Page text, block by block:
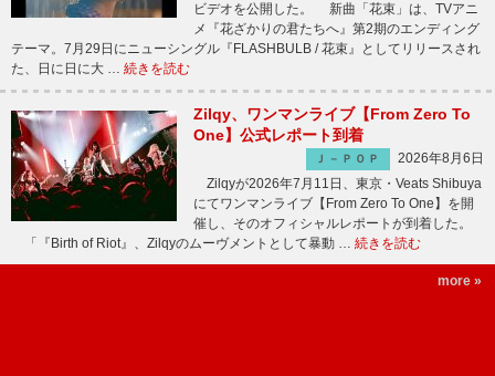
ビデオを公開した。 新曲「花束」は、TVアニ
メ『花ざかりの君たちへ』第2期のエンディング
テーマ。7月29日にニューシングル『FLASHBULB / 花束』としてリリースされ
た、日に日に大 … 続きを読む
Zilqy、ワンマンライブ【From Zero To
One】公式レポート到着
Ｊ－ＰＯＰ
2026年8月6日
Zilqyが2026年7月11日、東京・Veats Shibuya
にてワンマンライブ【From Zero To One】を開
催し、そのオフィシャルレポートが到着した。
「『Birth of Riot』、Zilqyのムーヴメントとして暴動 … 続きを読む
more »